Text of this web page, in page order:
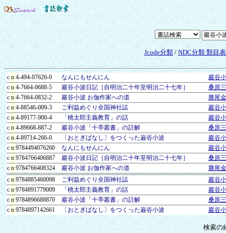
Jcode分類/NDC分類 類目
c n 4-494-07626-0 なんにもせんにん
巖谷
c n 4-7664-0688-5 巖谷小波日記［自明治二十年至明治二十七年］
桑原
c n 4-7664-0832-2 巖谷小波 お伽作家への道
勝尾
c n 4-88546-009-3 ご利益めぐり全国神社誌
巖谷
c n 4-89177-900-4 「桃太郎主義教育」の話
巖谷
c n 4-89668-887-2 巖谷小波「十亭叢書」の註解
桑原
c n 4-89714-266-0 〔おとぎばなし〕をつくった巌谷小波
巖谷
c n 9784494076260 なんにもせんにん
巖谷
c n 9784766406887 巖谷小波日記［自明治二十年至明治二十七年］
桑原
c n 9784766408324 巖谷小波 お伽作家への道
勝尾
c n 9784885460098 ご利益めぐり全国神社誌
巖谷
c n 9784891779009 「桃太郎主義教育」の話
巖谷
c n 9784896688870 巖谷小波「十亭叢書」の註解
桑原
c n 9784897142661 〔おとぎばなし〕をつくった巌谷小波 巖谷
検索の